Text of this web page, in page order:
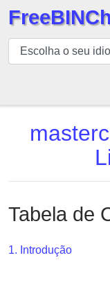
BIN
Verificador
BIN
Número
API
BIN
Generator
BIN
Checker
Tabela de
1. Introdução